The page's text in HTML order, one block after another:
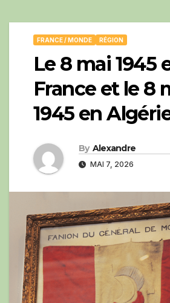
FRANCE / MONDE RÉGION
Le 8 mai 1945
France et le 8
1945 en
By Alexandre
MAI 7, 2026